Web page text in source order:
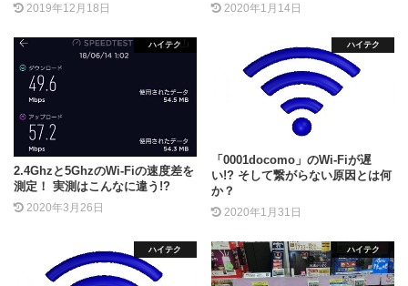
2019年12月18日 2020年1月14日
ハイテク
2.4Ghzと5GhzのWi-Fiの速度差を
測定！ 実測はこんなに違う!?
2020年3月26日
ハイテク
「0001docomo」のWi-Fiが遅
い!? そして繋がらない原因とは何
か？
2020年1月31日
ハイテク ハイテク